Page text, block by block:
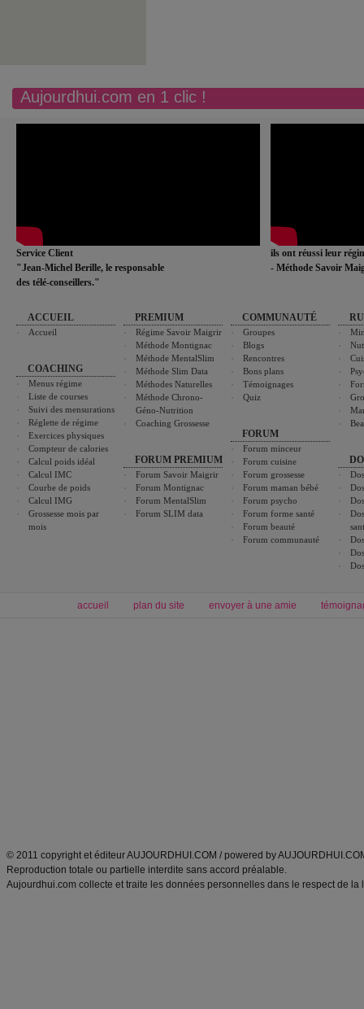
Aujourdhui.com en 1 clic !
Service Client
"Jean-Michel Berille, le responsable
des télé-conseillers."
ils ont réussi leur
- Méthode Savoir
ACCUEIL
Accueil
COACHING
Menus régime
Liste de courses
Suivi des mensurations
Réglette de régime
Exercices physiques
Compteur de calories
Calcul poids idéal
Calcul IMC
Courbe de poids
Calcul IMG
Grossesse mois par
mois
PREMIUM
Régime Savoir Maigrir
Méthode Montignac
Méthode MentalSlim
Méthode Slim Data
Méthodes Naturelles
Méthode Chrono-
Géno-Nutrition
Coaching Grossesse
FORUM PREMIUM
Forum Savoir Maigrir
Forum Montignac
Forum MentalSlim
Forum SLIM data
COMMUNAUTÉ
Groupes
Blogs
Rencontres
Bons plans
Témoignages
Quiz
FORUM
Forum minceur
Forum cuisine
Forum grossesse
Forum maman bébé
Forum psycho
Forum forme santé
Forum beauté
Forum communauté
accueil plan du site envoyer à une amie
© 2011 copyright et éditeur AUJOURDHUI.COM / powered by
Reproduction totale ou partielle interdite sans accord préalable.
Aujourdhui.com collecte et traite les données personnelles dans le respect de